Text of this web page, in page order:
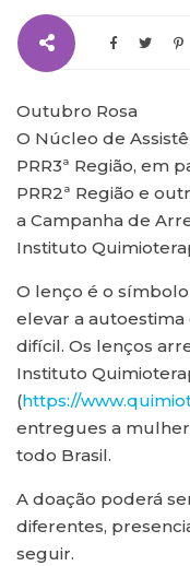
Outubro Rosa
O Núcleo de
PRR3ª Região, em
PRR2ª Região e
a Campanha de
Instituto
O lenço é o
elevar a
difícil. Os lenços
Instituto
(https://
entregues a
todo Brasil.
A doação poderá
diferentes,
seguir.